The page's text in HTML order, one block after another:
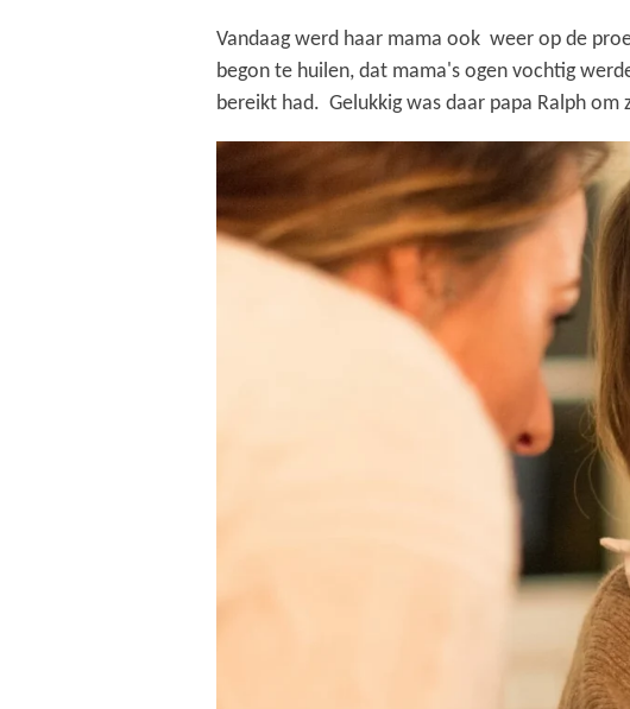
Vandaag werd haar mama ook weer op de
begon te huilen, dat mama's ogen vochtig
bereikt had. Gelukkig was daar papa Ralph om